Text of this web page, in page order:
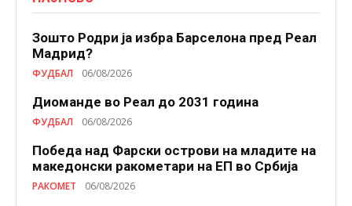
Зошто Родри ја избра Барселона пред Реал
Мадрид?
ФУДБАЛ 06/08/2026
Диоманде во Реал до 2031 година
ФУДБАЛ 06/08/2026
Победа над Фарски острови на младите на
македонски ракометари на ЕП во Србија
РАКОМЕТ 06/08/2026